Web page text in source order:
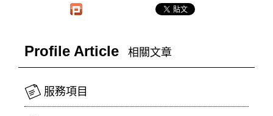
Profile Article 相關文章
服務項目